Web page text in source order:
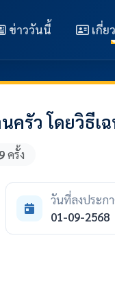
ข่าววันนี้ เกี่ย
รัว โดยวิธีเฉ
ครั้ง
วันที่ลงประก
01-09-2568